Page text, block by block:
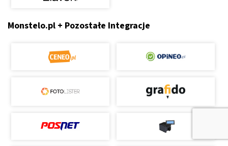
Monstelo.pl + Pozostałe Integracje